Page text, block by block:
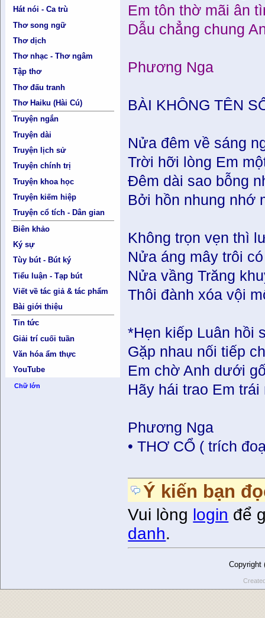
Hát nói - Ca trù
Thơ song ngữ
Thơ dịch
Thơ nhạc - Thơ ngâm
Tập thơ
Thơ đấu tranh
Thơ Haiku (Hài Cú)
Truyện ngắn
Truyện dài
Truyện lịch sử
Truyện chính trị
Truyện khoa học
Truyện kiếm hiệp
Truyện cổ tích - Dân gian
Biên khảo
Ký sự
Tùy bút - Bút ký
Tiểu luận - Tạp bút
Viết về tác giả & tác phẩm
Bài giới thiệu
Tin tức
Giải trí cuối tuần
Văn hóa ẩm thực
YouTube
Chữ lớn
Em tôn thờ mãi ân
Dẫu chẳng chung
Phương Nga
BÀI KHÔNG TÊN
Nửa đêm về sáng
Trời hỡi lòng Em
Đêm dài sao bỗng
Bởi hồn nhung nhớ
Không trọn vẹn thì
Nửa áng mây trôi
Nửa vầng Trăng
Thôi đành xóa vội
*Hẹn kiếp Luân hồi
Gặp nhau nối tiếp
Em chờ Anh dưới
Hãy hái trao Em trái
Phương Nga
• THƠ CỔ ( trích
Ý kiến bạn
Vui lòng login để
danh.
Copyright